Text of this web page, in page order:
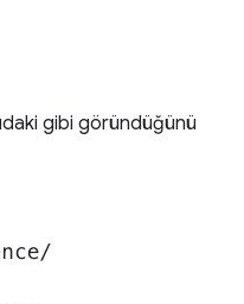
gibi göründüğünü